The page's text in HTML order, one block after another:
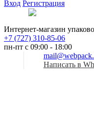
Вход Регистрация
Интернет-магазин
+7 (727) 310-85-06
пн-пт с 09:00 - 18:00
Написать в